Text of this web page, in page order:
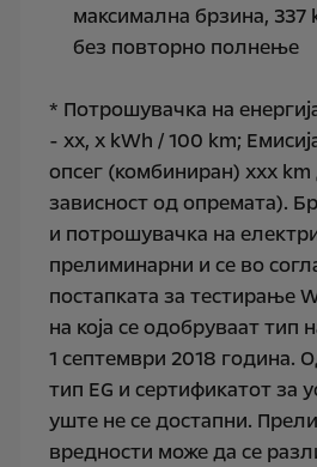
максимална брзина, 337
без повторно полнење
* Потрошувачка на
- xx, x kWh / 100 km;
опсег (комбиниран) xxx
зависност од опремата).
и потрошувачка на
прелиминарни и се во
постапката за тестирање
на која се одобруваат тип
1 септември 2018 година.
тип EG и сертификатот за
уште не се достапни.
вредности може да се